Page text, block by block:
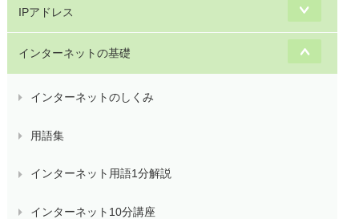
IPアドレス
インターネットの基礎
インターネットのしくみ
用語集
インターネット用語1分解説
インターネット10分講座